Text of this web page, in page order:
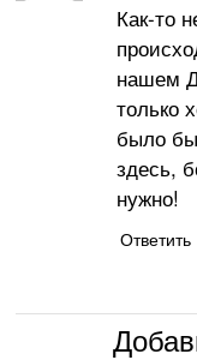
Как-то
нашем
только
было бы
здесь,
нужно!
Ответить